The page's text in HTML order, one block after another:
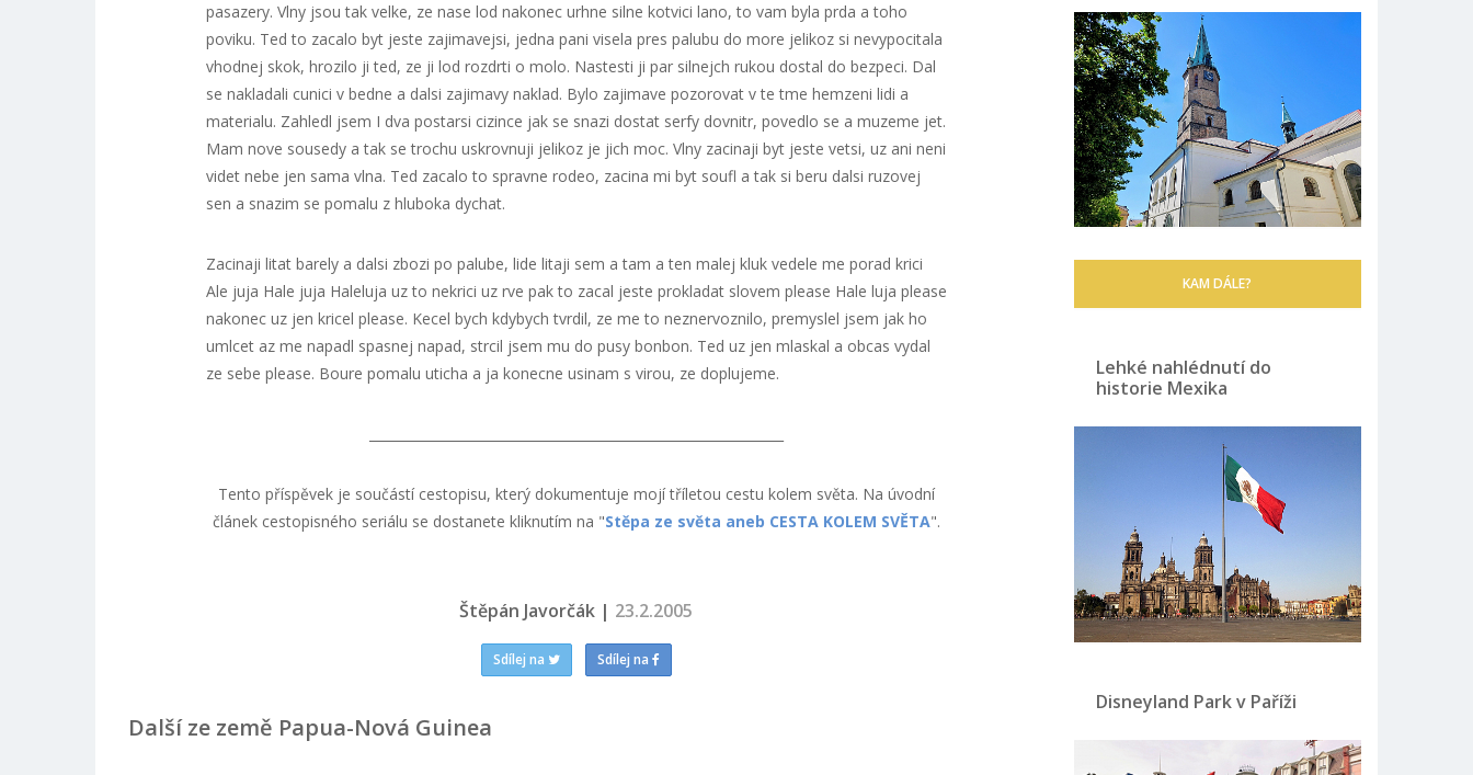
pasazery. Vlny jsou tak velke, ze nase lod nakonec urhne silne kotvici lano, to vam byla prda a toho
poviku. Ted to zacalo byt jeste zajimavejsi, jedna pani visela pres palubu do more jelikoz si nevypocitala
vhodnej skok, hrozilo ji ted, ze ji lod rozdrti o molo. Nastesti ji par silnejch rukou dostal do bezpeci. Dal
se nakladali cunici v bedne a dalsi zajimavy naklad. Bylo zajimave pozorovat v te tme hemzeni lidi a
materialu. Zahledl jsem I dva postarsi cizince jak se snazi dostat serfy dovnitr, povedlo se a muzeme jet.
Mam nove sousedy a tak se trochu uskrovnuji jelikoz je jich moc. Vlny zacinaji byt jeste vetsi, uz ani neni
videt nebe jen sama vlna. Ted zacalo to spravne rodeo, zacina mi byt soufl a tak si beru dalsi ruzovej
sen a snazim se pomalu z hluboka dychat.
Zacinaji litat barely a dalsi zbozi po palube, lide litaji sem a tam a ten malej kluk vedele me porad krici
Ale juja Hale juja Haleluja uz to nekrici uz rve pak to zacal jeste prokladat slovem please Hale luja please
nakonec uz jen kricel please. Kecel bych kdybych tvrdil, ze me to neznervoznilo, premyslel jsem jak ho
umlcet az me napadl spasnej napad, strcil jsem mu do pusy bonbon. Ted uz jen mlaskal a obcas vydal
ze sebe please. Boure pomalu uticha a ja konecne usinam s virou, ze doplujeme.
Tento příspěvek je součástí cestopisu, který dokumentuje mojí tříletou cestu kolem světa. Na úvodní
článek cestopisného seriálu se dostanete kliknutím na "Stěpa ze světa aneb CESTA KOLEM SVĚTA".
Štěpán Javorčák | 23.2.2005
Sdílej na Sdílej na
Další ze země Papua-Nová Guinea
KAM DÁLE?
Lehké nahlédnutí do
historie Mexika
Disneyland Park v Paříži